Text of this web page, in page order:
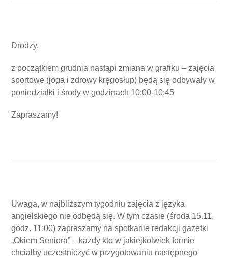
Drodzy,
z początkiem grudnia nastąpi zmiana w grafiku – zajęcia
sportowe (joga i zdrowy kręgosłup) będą się odbywały w
poniedziałki i środy w godzinach 10:00-10:45
Zapraszamy!
Uwaga, w najbliższym tygodniu zajęcia z języka
angielskiego nie odbędą się. W tym czasie (środa 15.11,
godz. 11:00) zapraszamy na spotkanie redakcji gazetki
„Okiem Seniora” – każdy kto w jakiejkolwiek formie
chciałby uczestniczyć w przygotowaniu następnego